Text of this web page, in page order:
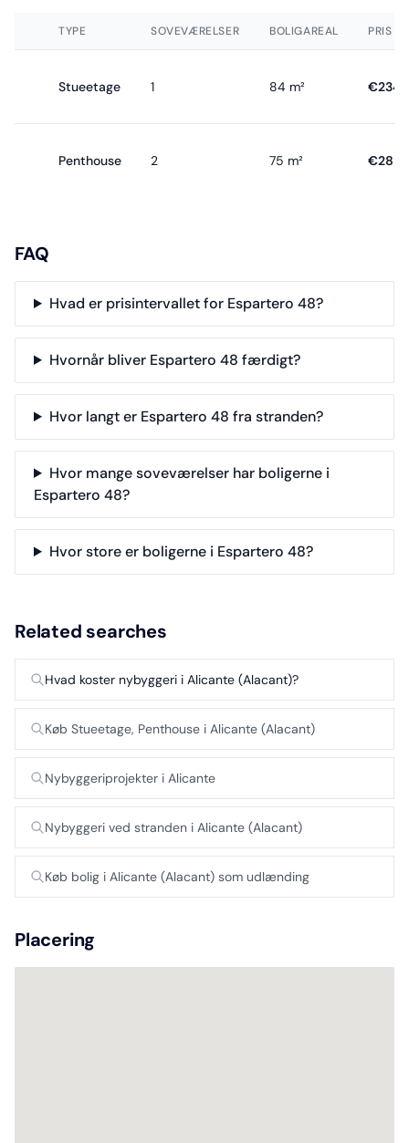
TYPE SOVEVÆRELSER BOLIGAREAL PRIS
Stueetage 1 84 m²
Penthouse 2 75 m²
FAQ
Hvad er prisintervallet for Espartero 48?
Hvornår bliver Espartero 48 færdigt?
Hvor langt er Espartero 48 fra stranden?
Hvor mange soveværelser har boligerne i
Espartero 48?
Hvor store er boligerne i Espartero 48?
Related searches
Hvad koster nybyggeri i Alicante (Alacant)?
Køb Stueetage, Penthouse i Alicante (Alacant)
Nybyggeriprojekter i Alicante
Nybyggeri ved stranden i Alicante (Alacant)
Køb bolig i Alicante (Alacant) som udlænding
Placering